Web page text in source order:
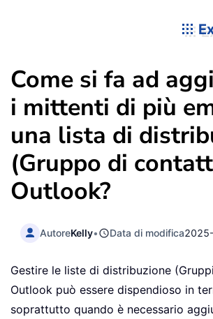
Come si fa ad
i mittenti di più
una lista di
(Gruppo di
Outlook?
AutoreKelly• Data di modifica
Gestire le liste di distribuzione
Outlook può essere dispendioso in
soprattutto quando è necessario